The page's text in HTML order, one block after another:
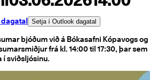
Setja í Outlook dagatal
bjóðum við á Bókasafni Kópavogs og
frá kl. 14:00 til 17:30, þar sem
í sviðsljósinu.